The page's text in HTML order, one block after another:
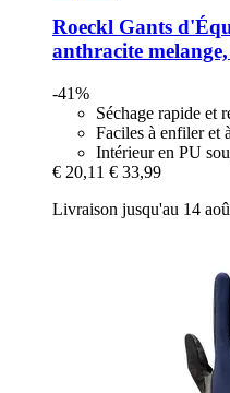
Roeckl Gants
anthracite
-41%
Séchage rapide et
Faciles à enfiler et
Intérieur en PU
€ 20,11 € 33,99
Livraison jusqu'au 14